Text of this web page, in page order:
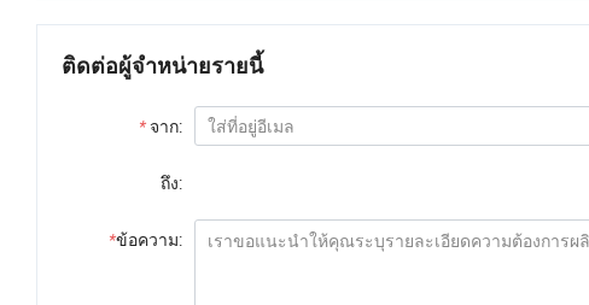
ติดต่อผู้จำหน่ายรายนี้
* จาก:
ถึง:
*ข้อความ: